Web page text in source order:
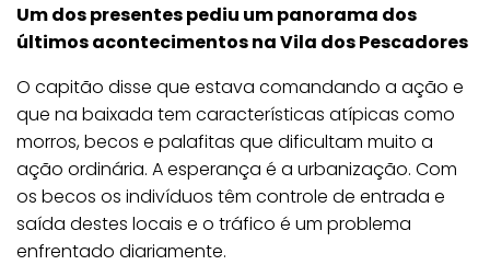
Um dos presentes pediu um panorama dos
últimos acontecimentos na Vila dos Pescadores
O capitão disse que estava comandando a ação e
que na baixada tem características atípicas como
morros, becos e palafitas que dificultam muito a
ação ordinária. A esperança é a urbanização. Com
os becos os indivíduos têm controle de entrada e
saída destes locais e o tráfico é um problema
enfrentado diariamente.